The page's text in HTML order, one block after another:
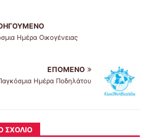
Ημέρα Οικογένειας
ΕΠΌΜΕΝΟ
Ημέρα Ποδηλάτου
ΣΧΌΛΙΟ